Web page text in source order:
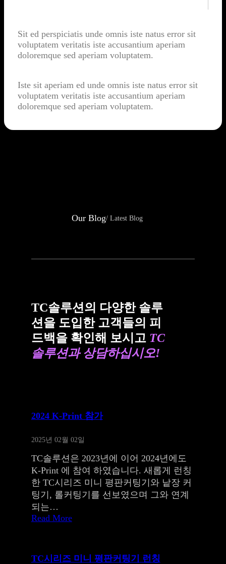
Sit ed perspiciatis unde omnis iste natus error sit
voluptatem veritatis iste accusantium aperiam
doloremque sed aperiam voluptatem.
Iste sit aperiam ed unde omnis iste natus error sit
voluptatem veritatis iste accusantium aperiam
doloremque sed aperiam voluptatem.
Our Blog/ Latest Blog
TC솔루션의 다양한 솔루
션을 도입한 고객들의 피
드백을 확인해 보시고 TC
솔루션과 상담하십시오!
2024 K-Print 참가
2025년 02월 02일
TC솔루션은 2023년에 이어 2024년에도
K-Print 에 참여 하였습니다. 새롭게 런칭
한 TC시리즈 미니 평판커팅기와 낱장 커
팅기, 롤커팅기를 선보였으며 그와 연계
되는…
Read More
TC시리즈 미니 평판커팅기 런칭